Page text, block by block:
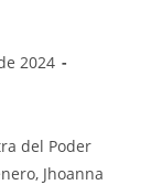
2024
del Poder
Jhoanna